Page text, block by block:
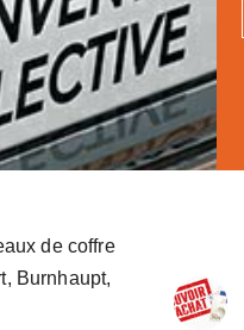
de coffre
Burnhaupt,